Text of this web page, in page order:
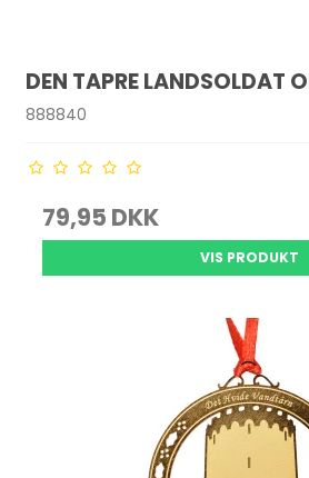
DEN TAPRE LANDSOLDAT
888840
79,95 DKK
VIS PRODUKT